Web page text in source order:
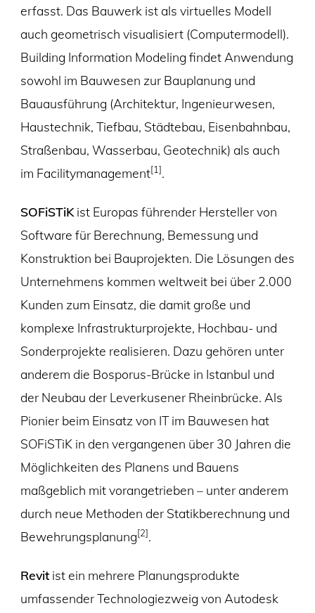
erfasst. Das Bauwerk ist als virtuelles Modell
auch geometrisch visualisiert (Computermodell).
Building Information Modeling findet Anwendung
sowohl im Bauwesen zur Bauplanung und
Bauausführung (Architektur, Ingenieurwesen,
Haustechnik, Tiefbau, Städtebau, Eisenbahnbau,
Straßenbau, Wasserbau, Geotechnik) als auch
im Facilitymanagement[1].
SOFiSTiKist Europas führender Hersteller von
Software für Berechnung, Bemessung und
Konstruktion bei Bauprojekten. Die Lösungen des
Unternehmens kommen weltweit bei über 2.000
Kunden zum Einsatz, die damit große und
komplexe Infrastrukturprojekte, Hochbau- und
Sonderprojekte realisieren. Dazu gehören unter
anderem die Bosporus-Brücke in Istanbul und
der Neubau der Leverkusener Rheinbrücke. Als
Pionier beim Einsatz von IT im Bauwesen hat
SOFiSTiK in den vergangenen über 30 Jahren die
Möglichkeiten des Planens und Bauens
maßgeblich mit vorangetrieben – unter anderem
durch neue Methoden der Statikberechnung und
Bewehrungsplanung[2].
Revitist ein mehrere Planungsprodukte
umfassender Technologiezweig von Autodesk